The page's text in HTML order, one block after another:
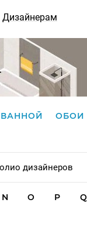
Дизайнерам
ОБОИ
дизайнеров
N O P Q